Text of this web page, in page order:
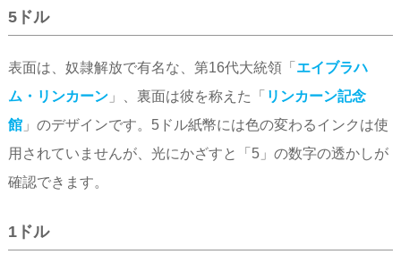
5ドル
表面は、奴隷解放で有名な、第16代大統領「 エイブラハ
ム・リンカーン」、裏面は彼を称えた「 リンカーン記念
館」のデザインです。5ドル紙幣には色の変わるインクは使
用されていませんが、光にかざすと「5」の数字の透かしが
確認できます。
1ドル